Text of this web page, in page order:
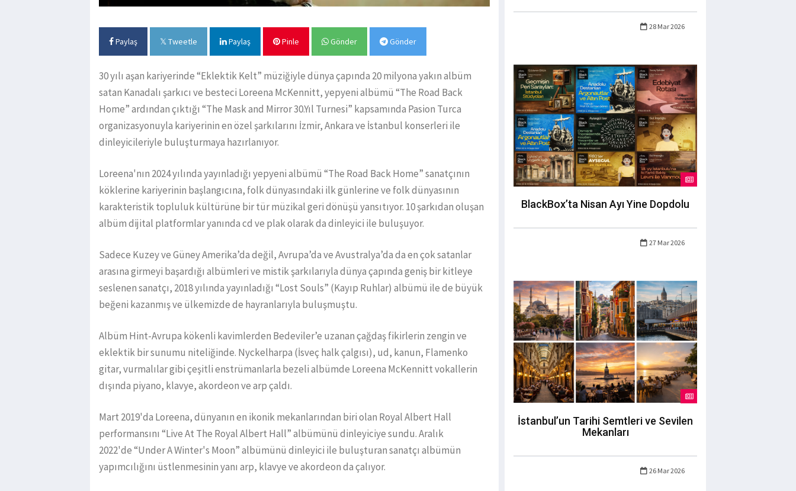
Paylaş Tweetle Paylaş Pinle Gönder Gönder
30 yılı aşan kariyerinde “Eklektik Kelt” müziğiyle dünya çapında 20 milyona yakın albüm
satan Kanadalı şarkıcı ve besteci Loreena McKennitt, yepyeni albümü “The Road Back
Home” ardından çıktığı “The Mask and Mirror 30.Yıl Turnesi” kapsamında Pasion Turca
organizasyonuyla kariyerinin en özel şarkılarını İzmir, Ankara ve İstanbul konserleri ile
dinleyicileriyle buluşturmaya hazırlanıyor.
Loreena'nın 2024 yılında yayınladığı yepyeni albümü “The Road Back Home” sanatçının
köklerine kariyerinin başlangıcına, folk dünyasındaki ilk günlerine ve folk dünyasının
karakteristik topluluk kültürüne bir tür müzikal geri dönüşü yansıtıyor. 10 şarkıdan oluşan
albüm dijital platformlar yanında cd ve plak olarak da dinleyici ile buluşuyor.
Sadece Kuzey ve Güney Amerika’da değil, Avrupa’da ve Avustralya’da da en çok satanlar
arasına girmeyi başardığı albümleri ve mistik şarkılarıyla dünya çapında geniş bir kitleye
seslenen sanatçı, 2018 yılında yayınladığı “Lost Souls” (Kayıp Ruhlar) albümü ile de büyük
beğeni kazanmış ve ülkemizde de hayranlarıyla buluşmuştu.
Albüm Hint-Avrupa kökenli kavimlerden Bedeviler’e uzanan çağdaş fikirlerin zengin ve
eklektik bir sunumu niteliğinde. Nyckelharpa (İsveç halk çalgısı), ud, kanun, Flamenko
gitar, vurmalılar gibi çeşitli enstrümanlarla bezeli albümde Loreena McKennitt vokallerin
dışında piyano, klavye, akordeon ve arp çaldı.
Mart 2019'da Loreena, dünyanın en ikonik mekanlarından biri olan Royal Albert Hall
performansını “Live At The Royal Albert Hall” albümünü dinleyiciye sundu. Aralık
2022'de “Under A Winter's Moon” albümünü dinleyici ile buluşturan sanatçı albümün
yapımcılığını üstlenmesinin yanı arp, klavye ve akordeon da çalıyor.
28 Mar 2026
BlackBox’ta Nisan Ayı Yine Dopdolu
27 Mar 2026
İstanbul’un Tarihi Semtleri ve Sevilen
Mekanları
26 Mar 2026